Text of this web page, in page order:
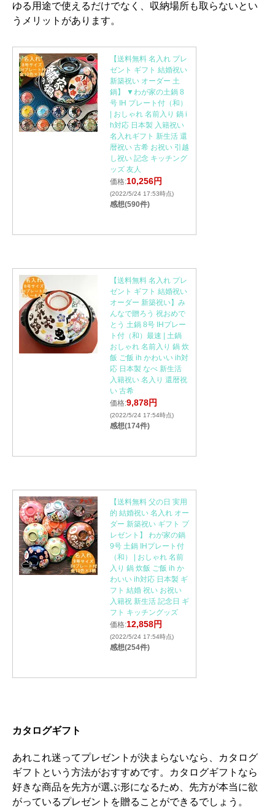
ゆる用途で使えるだけでなく、収納場所も取らないとい
うメリットがあります。
【送料無料 名入れ プレ
ゼント ギフト 結婚祝い
新築祝い オーダー 土
鍋】 ▼わが家の土鍋 8
号 IH プレート付（和）
| おしゃれ 名前入り 鍋 i
h対応 日本製 入籍祝い
名入れギフト 新生活 還
暦祝い 古希 お祝い 引越
し祝い 記念 キッチング
ッズ 友人
価格:10,256円
(2022/5/24 17:53時点)
感想(590件)
【送料無料 名入れ プレ
ゼント ギフト 結婚祝い
オーダー 新築祝い】み
んなで贈ろう 祝おめで
とう 土鍋 8号 IHプレー
ト付（和）最速 | 土鍋
おしゃれ 名前入り 鍋 炊
飯 ご飯 ih かわいい ih対
応 日本製 なべ 新生活
入籍祝い 名入り 還暦祝
い 古希
価格:9,878円
(2022/5/24 17:54時点)
感想(174件)
【送料無料 父の日 実用
的 結婚祝い 名入れ オー
ダー 新築祝い ギフト プ
レゼント】 わが家の鍋
9号 土鍋 IHプレート付
（和） | おしゃれ 名前
入り 鍋 炊飯 ご飯 ih か
わいい ih対応 日本製 ギ
フト 結婚 祝い お祝い
入籍祝 新生活 記念日 ギ
フト キッチングッズ
価格:12,858円
(2022/5/24 17:54時点)
感想(254件)
カタログギフト
あれこれ迷ってプレゼントが決まらないなら、カタログ
ギフトという方法がおすすめです。カタログギフトなら
好きな商品を先方が選ぶ形になるため、先方が本当に欲
がっているプレゼントを贈ることができるでしょう。